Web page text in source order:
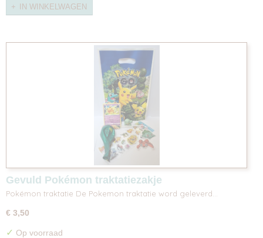
IN WINKELWAGEN
Gevuld Pokémon traktatiezakje
Pokémon traktatie De Pokemon traktatie word geleverd…
€ 3,50
✓ Op voorraad